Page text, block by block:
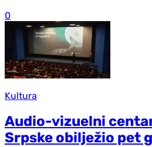
0
Kultura
Audio-vizuelni
Srpske obilježio pet